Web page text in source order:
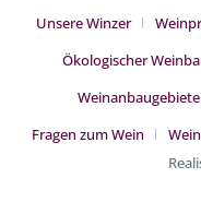
Unsere Winzer
Ökologischer
Weinanbaugebiete
Fragen zum Wein